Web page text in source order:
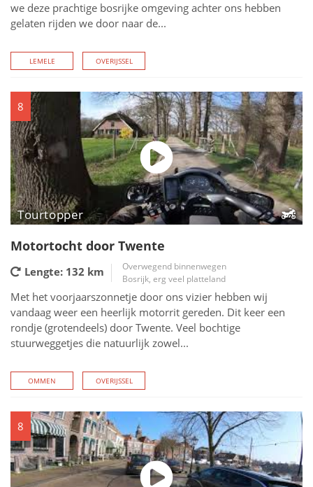
we deze prachtige bosrijke omgeving achter ons hebben
gelaten rijden we door naar de...
LEMELE OVERIJSSEL
8
Tourtopper
Motortocht door Twente
Lengte: 132 km
Overwegend binnenwegen
Bosrijk, erg veel platteland
Met het voorjaarszonnetje door ons vizier hebben wij
vandaag weer een heerlijk motorrit gereden. Dit keer een
rondje (grotendeels) door Twente. Veel bochtige
stuurweggetjes die natuurlijk zowel...
OMMEN OVERIJSSEL
8